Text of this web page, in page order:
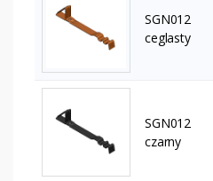
SGN012
ceglasty
SGN012
czarny